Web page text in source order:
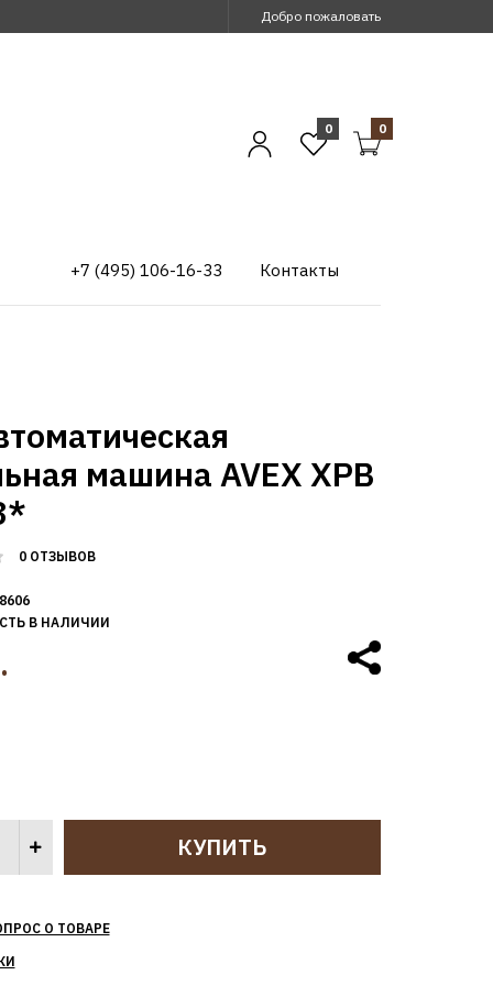
Добро пожаловать
0 0
+7 (495) 106-16-33 Контакты
машина AVEX XPB
0 ОТЗЫВОВ
В НАЛИЧИИ
О ТОВАРЕ